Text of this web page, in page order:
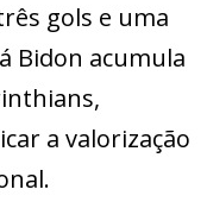
gols e uma
Bidon acumula
a valorização